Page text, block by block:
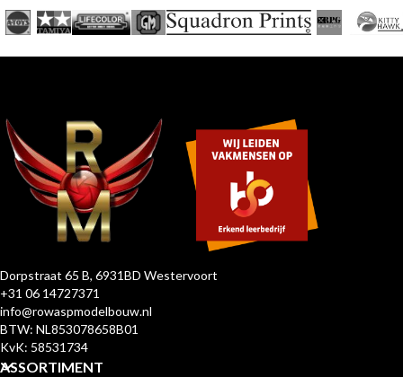
Dorpstraat 65 B, 6931BD Westervoort
+31 06 14727371
info@rowaspmodelbouw.nl
BTW: NL853078658B01
KvK: 58531734
ASSORTIMENT